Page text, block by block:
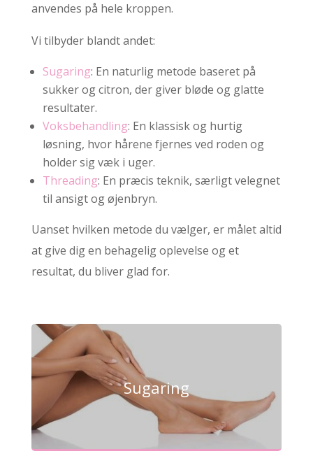
anvendes på hele kroppen.
Vi tilbyder blandt andet:
Sugaring: En naturlig metode baseret på
sukker og citron, der giver bløde og glatte
resultater.
Voksbehandling: En klassisk og hurtig
løsning, hvor hårene fjernes ved roden og
holder sig væk i uger.
Threading: En præcis teknik, særligt velegnet
til ansigt og øjenbryn.
Uanset hvilken metode du vælger, er målet altid
at give dig en behagelig oplevelse og et
resultat, du bliver glad for.
Sugaring